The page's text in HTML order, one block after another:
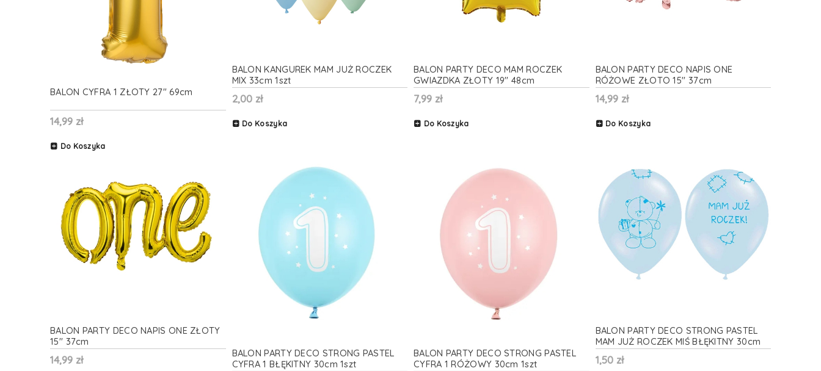
BALON CYFRA 1 ZŁOTY 27" 69cm
14,99 zł
Do Koszyka
BALON KANGUREK MAM JUŻ ROCZEK
MIX 33cm 1szt
2,00 zł
Do Koszyka
BALON PARTY DECO MAM ROCZEK
GWIAZDKA ZŁOTY 19'' 48cm
7,99 zł
Do Koszyka
BALON PARTY DECO NAPIS ONE
RÓŻOWE ZŁOTO 15'' 37cm
14,99 zł
Do Koszyka
BALON PARTY DECO NAPIS ONE ZŁOTY
15'' 37cm
14,99 zł
BALON PARTY DECO STRONG PASTEL
CYFRA 1 BŁĘKITNY 30cm 1szt
BALON PARTY DECO STRONG PASTEL
CYFRA 1 RÓŻOWY 30cm 1szt
BALON PARTY DECO STRONG PASTEL
MAM JUŻ ROCZEK MIŚ BŁĘKITNY 30cm
1szt
1,50 zł